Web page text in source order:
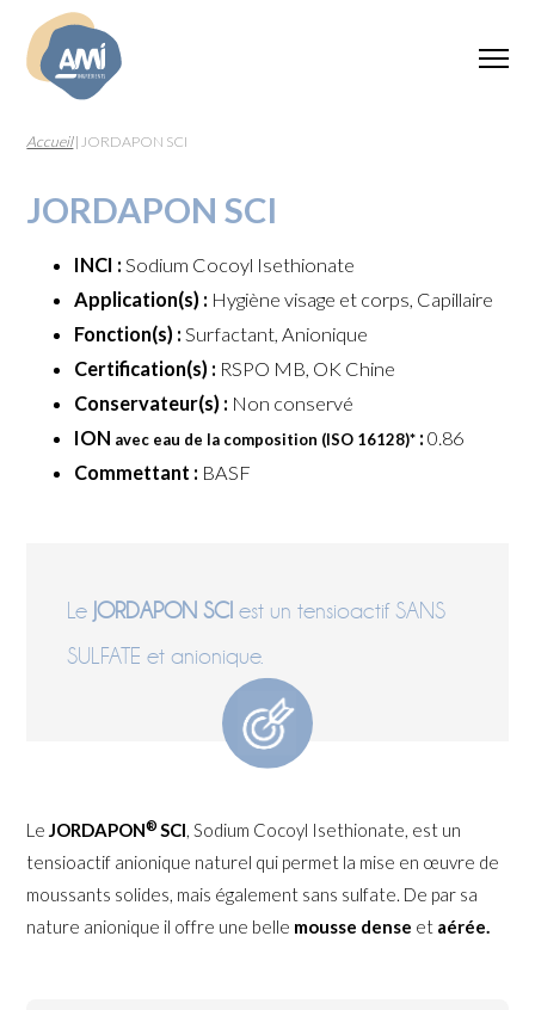
Accueil|JORDAPON SCI
JORDAPON SCI
INCI : Sodium Cocoyl Isethionate
Application(s) : Hygiène visage et corps, Capillaire
Fonction(s) : Surfactant, Anionique
Certification(s) : RSPO MB, OK Chine
Conservateur(s) : Non conservé
ION avec eau de la composition (ISO 16128)* : 0.86
Commettant : BASF
Le JORDAPON SCI est un tensioactif SANS
SULFATE et anionique.
LeJORDAPON® SCI, Sodium Cocoyl Isethionate, est un
tensioactif anionique naturel qui permet la mise en œuvre de
moussants solides, mais également sans sulfate. De par sa
nature anionique il offre une belle mousse dense et aérée.